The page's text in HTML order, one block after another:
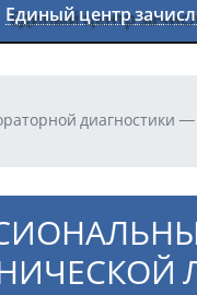
Единый центр